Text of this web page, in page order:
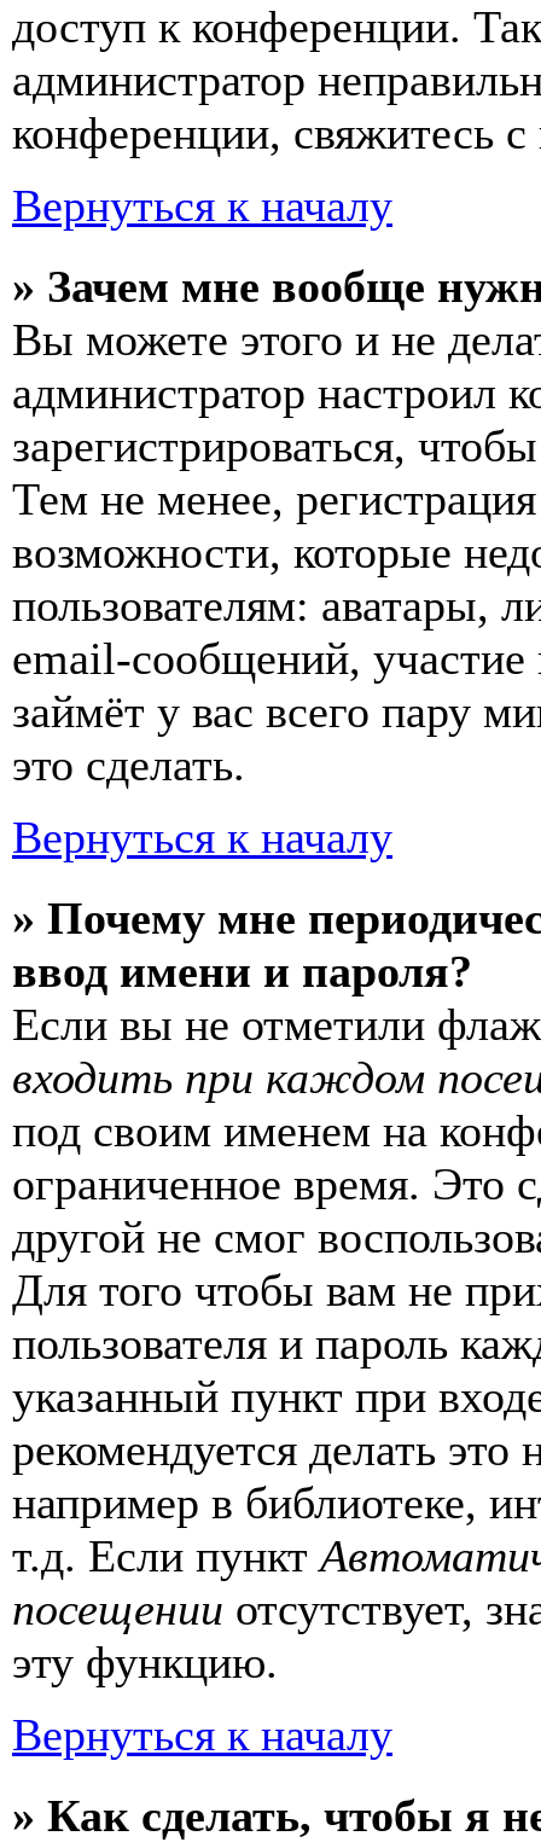
доступ к конференции.
администратор
конференции, свяжитесь
Вернуться к началу
» Зачем мне вообще
Вы можете этого и не
администратор
зарегистрироваться,
Тем не менее,
возможности, которые
пользователям: аватары,
email-сообщений, участие
займёт у вас всего пару
это сделать.
Вернуться к началу
» Почему мне
ввод имени и пароля?
Если вы не отметили
входить при каждом
под своим именем на
ограниченное время. Это
другой не смог
Для того чтобы вам не
пользователя и пароль
указанный пункт при
рекомендуется делать
например в библиотеке,
т.д. Если пункт
посещении отсутствует,
эту функцию.
Вернуться к началу
» Как сделать, чтобы я